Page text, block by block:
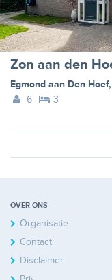
Zon aan den
Egmond aan Den Hoef,
6
3
OVER ONS
Organisatie
Contact
Disclaimer